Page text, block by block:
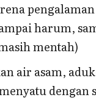
harum,
mentah)
air asam,
dengan